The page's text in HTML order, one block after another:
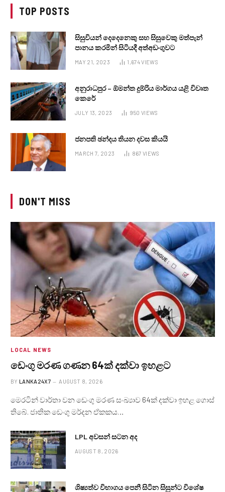
TOP POSTS
සිසුවියන් දෙදෙනෙකු සහ සිසුවෙකු මත්පැන්
පානය කරමින් සිටියදී අත්අඩංගුවට
MAY 21, 2023 1,674VIEWS
අනුරාධපුර – ඕමන්ත දුම්රිය මාර්ගය යළි විවෘත
කෙරේ
JULY 13, 2023 950 VIEWS
ජනපති ඡන්දය තියන දවස කියයි
MARCH 7, 2023 867 VIEWS
DON'T MISS
LOCAL NEWS
ඩෙංගු මරණ ගණන 64ක් දක්වා ඉහළට
BY LANKA24X7 AUGUST 8, 2026
මෙරටින් වාර්තා වන ඩෙංගු මරණ සංඛ්‍යාව 64ක් දක්වා ඉහළ ගොස්
තිබේ. ජාතික ඩෙංගු මර්දන ඒකකය…
LPL අවසන් සටන අද
AUGUST 8, 2026
ශිෂ්‍යත්ව විභාගය පෙනී සිටින සිසුන්ට විශේෂ